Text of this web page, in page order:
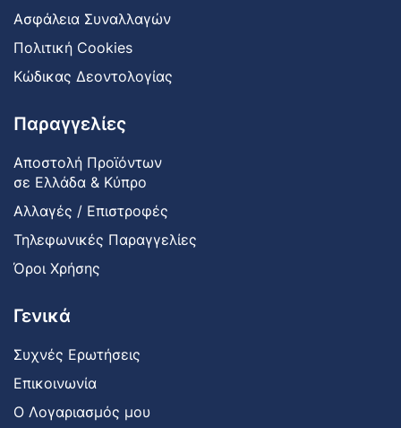
Ασφάλεια Συναλλαγών
Πολιτική Cookies
Κώδικας Δεοντολογίας
Παραγγελίες
Αποστολή Προϊόντων
σε Ελλάδα & Κύπρο
Αλλαγές / Επιστροφές
Τηλεφωνικές Παραγγελίες
Όροι Χρήσης
Γενικά
Συχνές Ερωτήσεις
Επικοινωνία
Ο Λογαριασμός μου